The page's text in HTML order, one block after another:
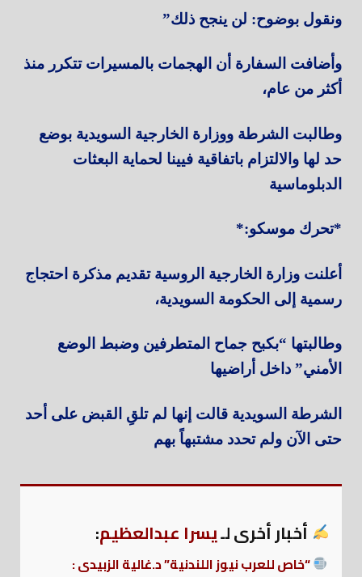
ونقول بوضوح: لن ينجح ذلك”
وأضافت السفارة أن الهجمات بالمسيرات تتكرر منذ
أكثر من عام،
وطالبت الشرطة ووزارة الخارجية السويدية بوضع
حد لها والالتزام باتفاقية فيينا لحماية البعثات
الدبلوماسية
*تحرك موسكو:*
أعلنت وزارة الخارجية الروسية تقديم مذكرة احتجاج
رسمية إلى الحكومة السويدية،
وطالبتها “بكبح جماح المتطرفين وضبط الوضع
الأمني” داخل أراضيها
الشرطة السويدية قالت إنها لم تلقِ القبض على أحد
حتى الآن ولم تحدد مشتبهاً بهم
أخبار أخرى لـيسرا عبدالعظيم:
“خاص للعرب نيوز اللندنية” د.غالية الزبيدى :